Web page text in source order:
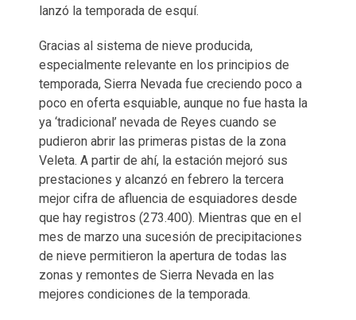
lanzó la temporada de esquí.
Gracias al sistema de nieve producida,
especialmente relevante en los principios de
temporada, Sierra Nevada fue creciendo poco a
poco en oferta esquiable, aunque no fue hasta la
ya ‘tradicional’ nevada de Reyes cuando se
pudieron abrir las primeras pistas de la zona
Veleta. A partir de ahí, la estación mejoró sus
prestaciones y alcanzó en febrero la tercera
mejor cifra de afluencia de esquiadores desde
que hay registros (273.400). Mientras que en el
mes de marzo una sucesión de precipitaciones
de nieve permitieron la apertura de todas las
zonas y remontes de Sierra Nevada en las
mejores condiciones de la temporada.